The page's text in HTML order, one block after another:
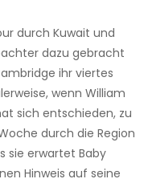
durch Kuwait und
dazu gebracht
ihr viertes
wenn William
sich entschieden, zu
durch die Region
sie erwartet Baby
Hinweis auf seine